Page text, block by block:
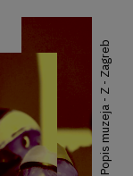
Popis muzeja - Z - Zagreb